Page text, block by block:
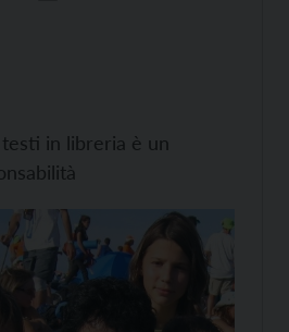
in libreria è un